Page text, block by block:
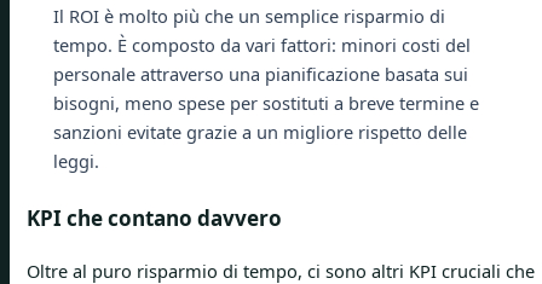
Il ROI è molto più che un semplice risparmio di
tempo. È composto da vari fattori: minori costi del
personale attraverso una pianificazione basata sui
bisogni, meno spese per sostituti a breve termine e
sanzioni evitate grazie a un migliore rispetto delle
leggi.
KPI che contano davvero
Oltre al puro risparmio di tempo, ci sono altri KPI cruciali che